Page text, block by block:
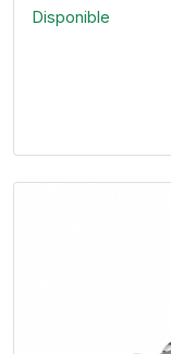
Disponible